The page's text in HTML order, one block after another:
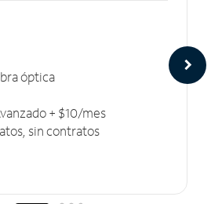
óptica
+ $10/mes
sin contratos